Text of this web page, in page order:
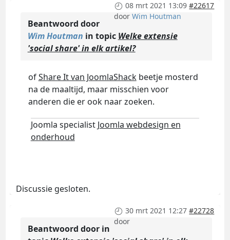
08 mrt 2021 13:09 #22617
doorWim Houtman
Beantwoord door
Wim Houtman in topic Welke extensie
'social share' in elk artikel?
ofShare It van JoomlaShackbeetje mosterd
na de maaltijd, maar misschien voor
anderen die er ook naar zoeken.
Joomla specialist Joomla webdesign en
onderhoud
Discussie gesloten.
30 mrt 2021 12:27 #22728
door
Beantwoord door in